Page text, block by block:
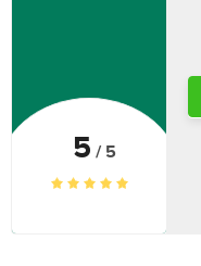
5 / 5